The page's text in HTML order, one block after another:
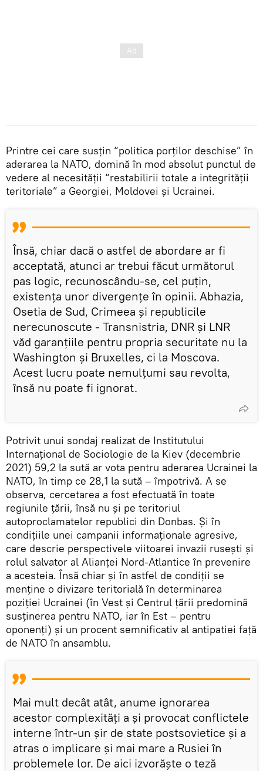
Printre cei care susțin “politica porților deschise” în
aderarea la NATO, domină în mod absolut punctul de
vedere al necesității “restabilirii totale a integrității
teritoriale” a Georgiei, Moldovei și Ucrainei.
Însă, chiar dacă o astfel de abordare ar fi
acceptată, atunci ar trebui făcut următorul
pas logic, recunoscându-se, cel puțin,
existența unor divergențe în opinii. Abhazia,
Osetia de Sud, Crimeea și republicile
nerecunoscute - Transnistria, DNR și LNR
văd garanțiile pentru propria securitate nu la
Washington și Bruxelles, ci la Moscova.
Acest lucru poate nemulțumi sau revolta,
însă nu poate fi ignorat.
Potrivit unui sondaj realizat de Institutului
Internațional de Sociologie de la Kiev (decembrie
2021) 59,2 la sută ar vota pentru aderarea Ucrainei la
NATO, în timp ce 28,1 la sută – împotrivă. A se
observa, cercetarea a fost efectuată în toate
regiunile țării, însă nu și pe teritoriul
autoproclamatelor republici din Donbas. Și în
condițiile unei campanii informaționale agresive,
care descrie perspectivele viitoarei invazii rusești și
rolul salvator al Alianței Nord-Atlantice în prevenire
a acesteia. Însă chiar și în astfel de condiții se
menține o divizare teritorială în determinarea
poziției Ucrainei (în Vest și Centrul țării predomină
susținerea pentru NATO, iar în Est – pentru
oponenți) și un procent semnificativ al antipatiei față
de NATO în ansamblu.
Mai mult decât atât, anume ignorarea
acestor complexități a și provocat conflictele
interne într-un șir de state postsovietice și a
atras o implicare și mai mare a Rusiei în
problemele lor. De aici izvorăște o teză